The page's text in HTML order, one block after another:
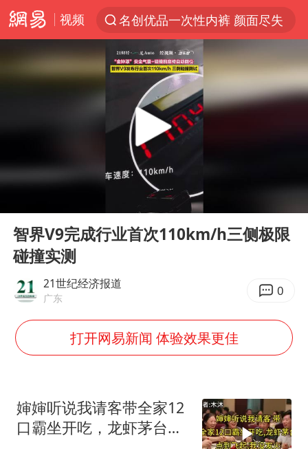
视频
名创优品一次性内裤 颜面尽失
台风白海豚闭眼浙江上海处于危险半圆
香港宏福苑火灾或由烟头引起
四川宜宾市珙县发生3.4级地震
周末打虎 宋致远被查
白海豚将正面袭击贯穿浙江
多所高校取消艺考
刘浩存百花奖开幕式红裙起舞
陕西柞水泥石流已致2死 仍有1人失联
店主称换“青海拉面”招牌后生意更好
Play
智界V9完成行业首次110km/h三侧极限
碰撞实测
21世纪经济报道
广东 0
打开网易新闻 体验效果更佳
婶婶听说我请客带全家12
口霸坐开吃，龙虾茅台点